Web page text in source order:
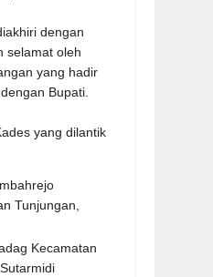
dengan
selamat oleh
yang hadir
Bupati.
yang dilantik
Tunjungan,
Kecamatan